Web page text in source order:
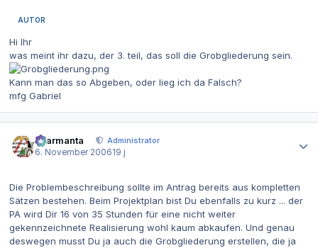
AUTOR
Hi Ihr
was meint ihr dazu, der 3. teil, das soll die Grobgliederung sein.
Kann man das so Abgeben, oder lieg ich da Falsch?
mfg Gabriel
charmanta
Administrator
6. November 200619 j
Die Problembeschreibung sollte im Antrag bereits aus kompletten
Sätzen bestehen. Beim Projektplan bist Du ebenfalls zu kurz ... der
PA wird Dir 16 von 35 Stunden für eine nicht weiter
gekennzeichnete Realisierung wohl kaum abkaufen. Und genau
deswegen musst Du ja auch die Grobgliederung erstellen, die ja